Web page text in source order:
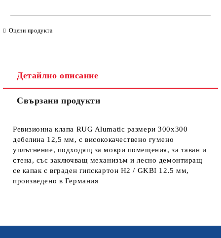
Оцени продукта
Детайлно описание
Свързани продукти
Ревизионна клапа RUG Alumatic размери 300x300
дебелина 12,5 мм, с висококачествено гумено
уплътнение, подходящ за мокри помещения, за таван и
стена, със заключващ механизъм и лесно демонтиращ
се капак с вграден гипскартон H2 / GKBI 12.5 мм,
произведено в Германия